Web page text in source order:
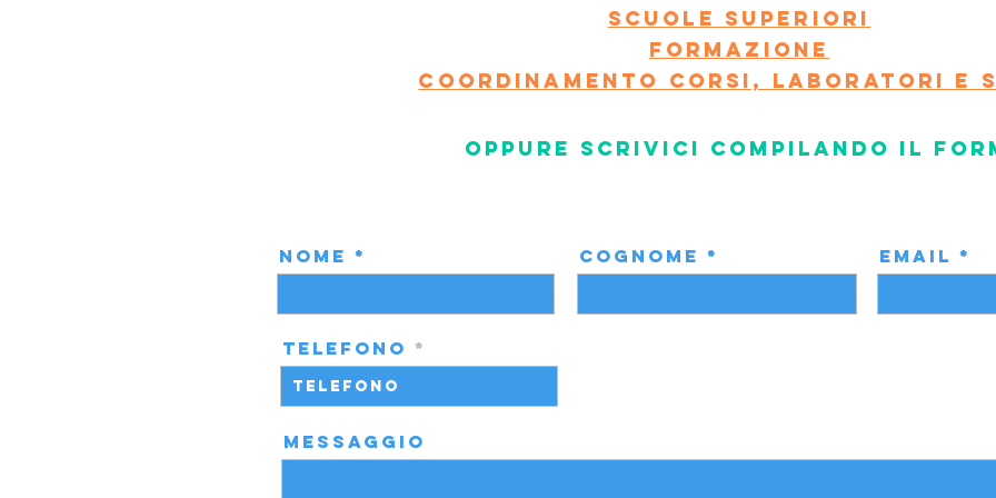
Scuole superiori
Formazione
Coordinamento corsi, laboratori e
Oppure scrivici compilando il
Nome Cognome Email
Telefono
Messaggio